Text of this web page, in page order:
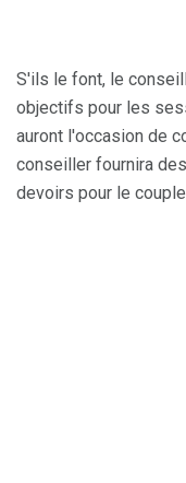
S'ils le font, le
objectifs pour les
auront l'occasion de
conseiller fournira
devoirs pour le